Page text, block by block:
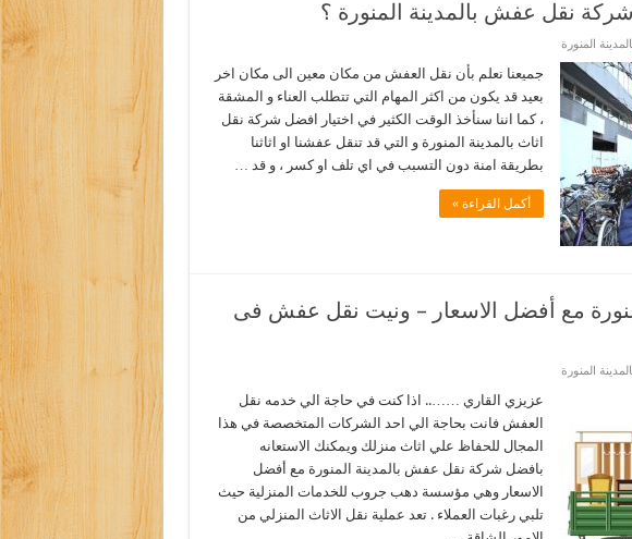
نقل عفش بالمدينة المنورة ؟
المنورة
جميعنا نعلم بأن نقل العفش من مكان معين الى مكان اخر
بعيد قد يكون من اكثر المهام التي تتطلب العناء و المشقة
، كما اننا سنأخذ الوقت الكثير في اختيار افضل شركة نقل
اثاث بالمدينة المنورة و التي قد تنقل عفشنا او اثاثنا
بطريقة امنة دون التسبب في اي تلف او كسر ، و قد …
أكمل القراءة »
مع أفضل الاسعار – ونيت نقل عفش فى
المنورة
عزيزي القاري …….. اذا كنت في حاجة الي خدمه نقل
العفش فانت بحاجة الي احد الشركات المتخصصة في هذا
المجال للحفاظ علي اثاث منزلك ويمكنك الاستعانه
بافضل شركة نقل عفش بالمدينة المنورة مع أفضل
الاسعار وهي مؤسسة دهب جروب للخدمات المنزلية حيث
تلبي رغبات العملاء . تعد عملية نقل الاثاث المنزلي من